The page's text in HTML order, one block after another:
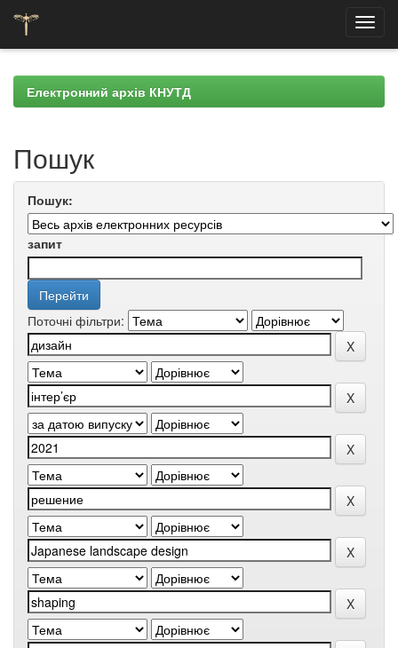
navigationЕлектронний архів КНУТД
Пошук
Пошук:
запит
Поточні фільтри: